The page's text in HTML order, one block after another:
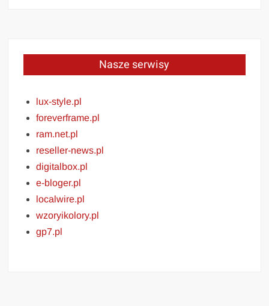
Nasze serwisy
lux-style.pl
foreverframe.pl
ram.net.pl
reseller-news.pl
digitalbox.pl
e-bloger.pl
localwire.pl
wzoryikolory.pl
gp7.pl